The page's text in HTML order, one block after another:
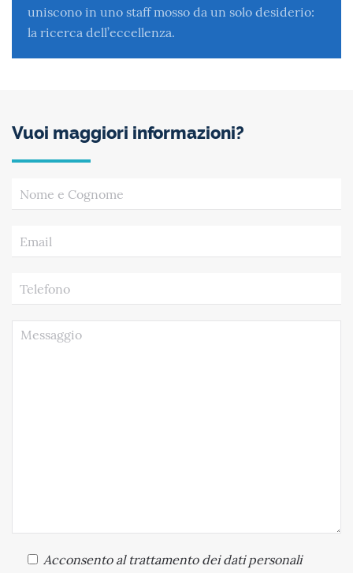
uniscono in uno staff mosso da un solo desiderio:
la ricerca dell’eccellenza.
Vuoi maggiori informazioni?
Acconsentoal trattamento dei dati personali